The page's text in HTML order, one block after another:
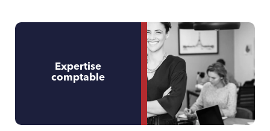
Expertise
comptable